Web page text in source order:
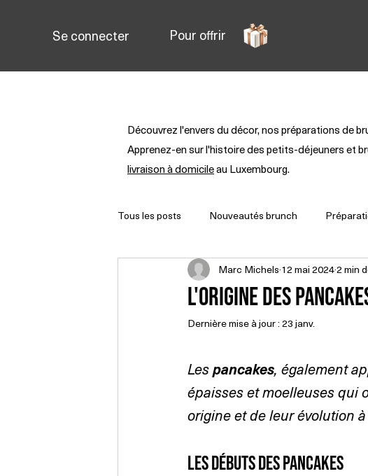
Se connecter Pour offrir
Découvrez l'envers du décor, nos préparations de
Apprenez-en sur l'histoire des petits-déjeuners et
livraison à domicileau Luxembourg.
Tous les posts Nouveautés brunch
L'origine des
Marc Michels 12 mai 20242 min
Dernière mise à jour :23 janv.
Les pancakes, également
épaisses et moelleuses qui
origine et de leur évolution
Les débuts des pancakes